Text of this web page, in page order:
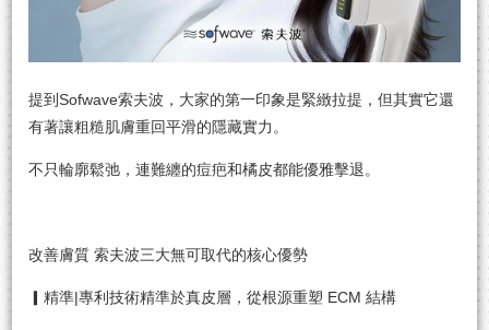
提到Sofwave索夫波，大家的第一印象是緊緻拉提，但其實它還
有著讓粗糙肌膚重回平滑的隱藏實力。
不只輪廓鬆弛，連難纏的痘疤和橘皮都能優雅擊退。
改善膚質 索夫波三大無可取代的核心優勢
▎精準|專利技術精準於真皮層，從根源重塑 ECM 結構